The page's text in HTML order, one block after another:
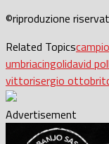
©riproduzione
Related Topics
umbriacingolidavid
vittorisergio ottobri
Advertisement